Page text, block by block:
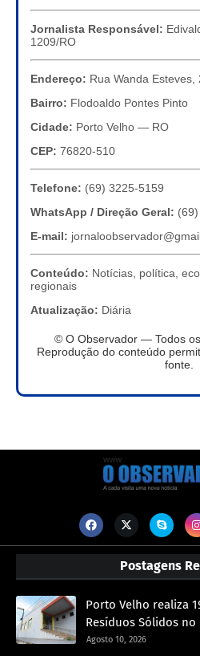
Jornalista Responsável:
1209/RO
Endereço: Rua Wanda Esteves,
Bairro: Flodoaldo Pontes Pinto
Cidade: Porto Velho — RO
CEP: 76820-510
Telefone: (69) 3225-5159
WhatsApp / Direção Geral:
E-mail:
Conteúdo: Notícias, política,
regionais
Atualização: Diária
© O Observador — Todos
Reprodução do conteúdo
fonte.
Postagens
Porto Velho realiza
Resíduos Sólidos no
Agosto 10, 2026